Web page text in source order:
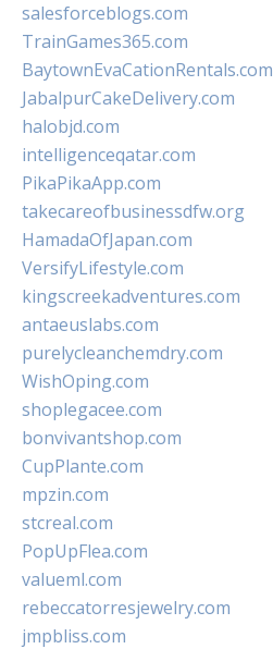
salesforceblogs.com
TrainGames365.com
BaytownEvaCationRentals.com
JabalpurCakeDelivery.com
halobjd.com
intelligenceqatar.com
PikaPikaApp.com
takecareofbusinessdfw.org
HamadaOfJapan.com
VersifyLifestyle.com
kingscreekadventures.com
antaeuslabs.com
purelycleanchemdry.com
WishOping.com
shoplegacee.com
bonvivantshop.com
CupPlante.com
mpzin.com
stcreal.com
PopUpFlea.com
valueml.com
rebeccatorresjewelry.com
jmpbliss.com